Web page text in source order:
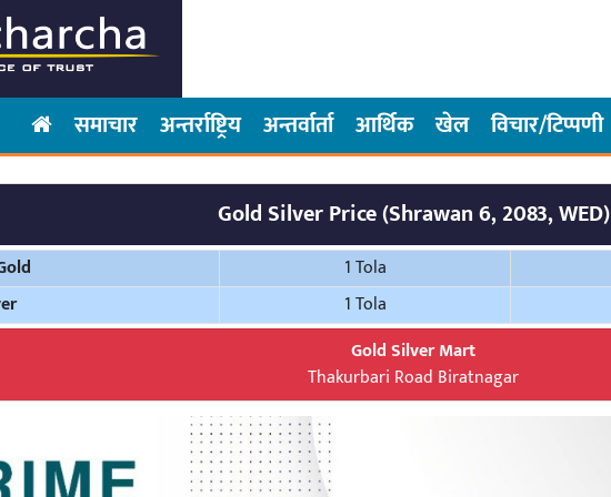
समाचार अन्तर्राष्ट्रिय अन्तर्वार्ता आर्थिक खेल विचार/टिप्पणी
Gold Silver Price (Shrawan 6, 2083, WED)
1 Tola
1 Tola
Gold Silver Mart
Thakurbari Road Biratnagar